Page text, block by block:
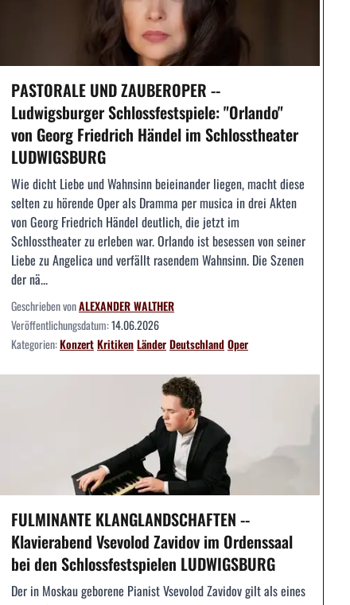
PASTORALE UND ZAUBEROPER --
Ludwigsburger Schlossfestspiele: "Orlando"
von Georg Friedrich Händel im Schlosstheater
LUDWIGSBURG
Wie dicht Liebe und Wahnsinn beieinander liegen, macht diese
selten zu hörende Oper als Dramma per musica in drei Akten
von Georg Friedrich Händel deutlich, die jetzt im
Schlosstheater zu erleben war. Orlando ist besessen von seiner
Liebe zu Angelica und verfällt rasendem Wahnsinn. Die Szenen
der nä...
Geschrieben vonALEXANDER WALTHER
Veröffentlichungsdatum:14.06.2026
Kategorien:KonzertKritikenLänderDeutschlandOper
FULMINANTE KLANGLANDSCHAFTEN --
Klavierabend Vsevolod Zavidov im Ordenssaal
bei den Schlossfestspielen LUDWIGSBURG
Der in Moskau geborene Pianist Vsevolod Zavidov gilt als eines